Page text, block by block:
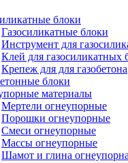
блоки
Газосиликатные блоки
Инструмент для
Клей для газосиликатных
Крепеж для для газобетона
блоки
материалы
Мертели огнеупорные
Порошки огнеупорные
Смеси огнеупорные
Массы огнеупорные
Шамот и глина